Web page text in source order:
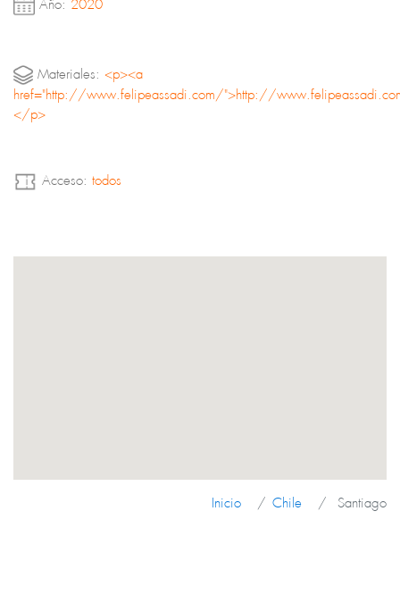
niveles que dictan los ritmos y relaciones del espacio interior
través del calado de fachada que desarticula la noción tradicional
del vano. De esta forma la pieza pierde corporeidad en la
inmensidad del paisaje, quedando como una ruina prexistente.
operaciones que hilvana la dialéctica entre paisaje y arquitectura.
Año: 2020
Materiales: <p><a
href="http://www.felipeassadi.com/">http://
</p>
Acceso: todos
Inicio Chile Santiago